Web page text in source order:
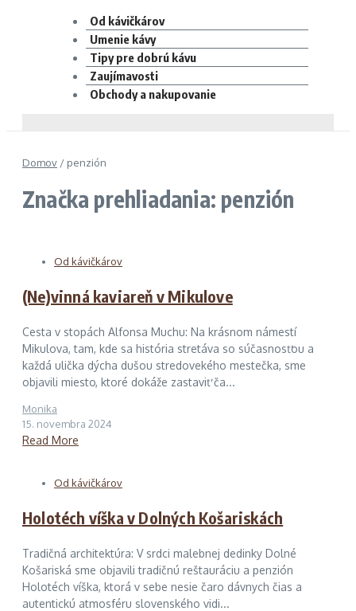
Od kávičkárov
Umenie kávy
Tipy pre dobrú kávu
Zaujímavosti
Obchody a nakupovanie
Domov / penzión
Značka prehliadania: penzión
Od kávičkárov
(Ne)vinná kaviareň v Mikulove
Cesta v stopách Alfonsa Muchu: Na krásnom námestí
Mikulova, tam, kde sa história stretáva so súčasnosťou a
každá ulička dýcha dušou stredovekého mestečka, sme
objavili miesto, ktoré dokáže zastaviť ča...
Monika
15. novembra 2024
Read More
Od kávičkárov
Holotéch víška v Dolných Košariskách
Tradičná architektúra: V srdci malebnej dedinky Dolné
Košariská sme objavili tradičnú reštauráciu a penzión
Holotéch víška, ktorá v sebe nesie čaro dávnych čias a
autentickú atmosféru slovenského vidi...